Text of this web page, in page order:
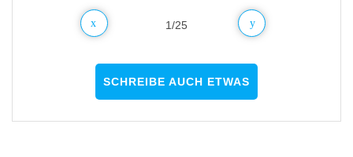
natürlich die Klassiker der Arbeiterliteratur) sind mein
persönliches Highlight! Wir kommen sicher wieder.
Kurzurlaub zu einem schönen Erlebnis machte. Wir waren
rundum zufrieden und würden dieses Ferienhaus
1/25
SCHREIBE AUCH ETWAS